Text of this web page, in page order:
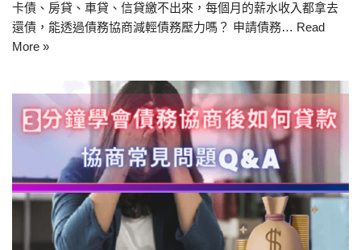
卡債、房貸、車貸、信貸繳不出來，每個月的薪水收入都拿去
還債，能透過債務協商減輕債務壓力嗎？ 申請債務… Read
More »